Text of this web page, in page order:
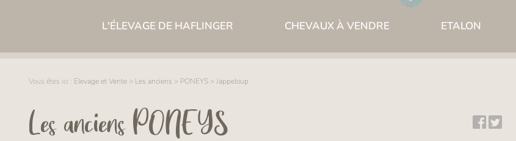
L'ÉLEVAGE DE HAFLINGER CHEVAUX À VENDRE ETALON
Vous êtes ici : Elevage et Vente > Les anciens > PONEYS >Jappeloup
Les anciens PONEYS